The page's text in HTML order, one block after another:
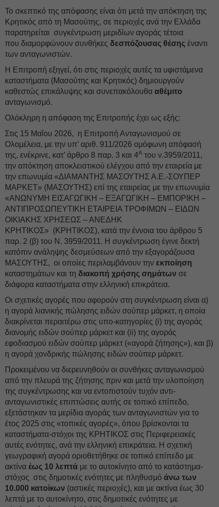
Το σκεπτικό της απόφασης είναι ότι μετά την απόκτηση της
Κρητικός από τη Μασούτης, σε περιοχές ανά την Ελλάδα
παρατηρείται συγκέντρωση μεριδίων αγοράς τέτοια
που διαμορφώνουν συνθήκες δεσπόζουσας θέσης έναντι
των ανταγωνιστών.
Η Επιτροπή εξηγεί, ότι στις περιοχές αυτές τα υφιστάμενα
καταστήματα (Μασούτης και Κρητικός) δημιουργούν
καθεστώς επικάλυψης και συνεπακόλουθα αθέμιτο
ανταγωνισμό.
Ολόκληρη η απόφαση της Επιτροπής έχει ως εξής:
Στις 15 Μαΐου 2026, η Επιτροπή Ανταγωνισμού σε
Ολομέλεια, με την υπ’ αριθ. 911/2026 ομόφωνη απόφασή
της, ενέκρινε, κατ’ άρθρο 8 παρ. 3 και 4Α του ν.3959/2011,
την απόκτηση αποκλειστικού ελέγχου από την εταιρεία με
την επωνυμία «ΔΙΑΜΑΝΤΗΣ ΜΑΣΟΥΤΗΣ Α.Ε.-ΣΟΥΠΕΡ
ΜΑΡΚΕΤ» (ΜΑΣΟΥΤΗΣ) επί της εταιρείας με την επωνυμία
«ΑΝΩΝΥΜΗ ΕΙΣΑΓΩΓΙΚΗ – ΕΞΑΓΩΓΙΚΗ – ΕΜΠΟΡΙΚΗ –
ΑΝΤΙΠΡΟΣΩΠΕΥΤΙΚΗ ΕΤΑΙΡΕΙΑ ΤΡΟΦΙΜΩΝ – ΕΙΔΩΝ
ΟΙΚΙΑΚΗΣ ΧΡΗΣΕΩΣ – ΑΝΕΔΗΚ
ΚΡΗΤΙΚΟΣ» (ΚΡΗΤΙΚΟΣ), κατά την έννοια του άρθρου 5
παρ. 2 (β) του Ν. 3959/2011. Η συγκέντρωση έγινε δεκτή
κατόπιν ανάληψης δεσμεύσεων από την εξαγοράζουσα
ΜΑΣΟΥΤΗΣ, οι οποίες περιλαμβάνουν την εκποίηση
καταστημάτων και τη διακοπή χρήσης σημάτων σε
διάφορα καταστήματα στην ελληνική επικράτεια.
Οι σχετικές αγορές που αφορούν στη συγκέντρωση είναι α)
η αγορά λιανικής πώλησης ειδών σούπερ μάρκετ, η οποία
διακρίνεται περαιτέρω στις υπο-κατηγορίες (i) της αγοράς
διανομής ειδών σούπερ μάρκετ και (ii) της αγοράς
εφοδιασμού ειδών σούπερ μάρκετ («αγορά ζήτησης»), και β)
η αγορά χονδρικής πώλησης ειδών σούπερ μάρκετ.
Προκειμένου να διερευνηθούν οι συνθήκες ανταγωνισμού
από την πλευρά της ζήτησης πριν και μετά την υλοποίηση
της συγκέντρωσης και να εντοπιστούν τυχόν αντι-
ανταγωνιστικές επιπτώσεις αυτής σε τοπικό επίπεδο,
εξετάστηκαν τα μερίδια αγοράς των ανταγωνιστών για το
έτος 2025 στις «τοπικές αγορές», όπου βρίσκονται τα
καταστήματα-στόχοι της ΚΡΗΤΙΚΟΣ στις Περιφερειακές
αυτές ενότητες, ανά την ελληνική επικράτεια. Η σχετική
γεωγραφική αγορά οριοθετήθηκε σε τοπικό επίπεδο με
ακτίνα έως 10 λεπτά με το αυτοκίνητο από το κατάστημα-
στόχος στις δημοτικές ενότητες με πληθυσμό άνω των
10.000 κατοίκων (αστικές περιοχές), και με ακτίνα έως 30
λεπτά με το αυτοκίνητο, στις δημοτικές ενότητες με